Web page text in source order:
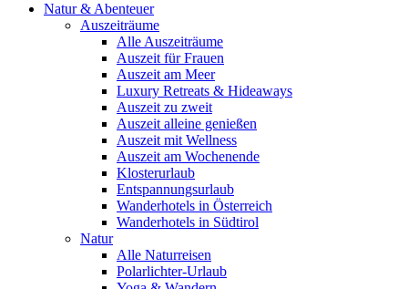
Natur & Abenteuer
Auszeiträume
Alle Auszeiträume
Auszeit für Frauen
Auszeit am Meer
Luxury Retreats & Hideaways
Auszeit zu zweit
Auszeit alleine genießen
Auszeit mit Wellness
Auszeit am Wochenende
Klosterurlaub
Entspannungsurlaub
Wanderhotels in Österreich
Wanderhotels in Südtirol
Natur
Alle Naturreisen
Polarlichter-Urlaub